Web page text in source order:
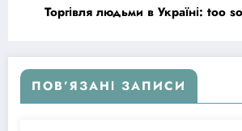
Торгівля людьми в Україні: too
ПОВ’ЯЗАНІ ЗАПИСИ